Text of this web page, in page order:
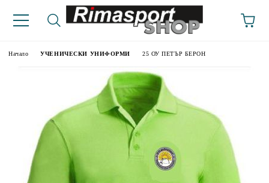
Начало УЧЕНИЧЕСКИ УНИФОРМИ 25 ОУ ПЕТЪР БЕРОН